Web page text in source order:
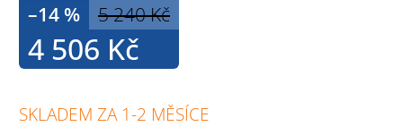
5 240 Kč
–14 %
4 506 Kč
SKLADEM ZA 1-2 MĚSÍCE